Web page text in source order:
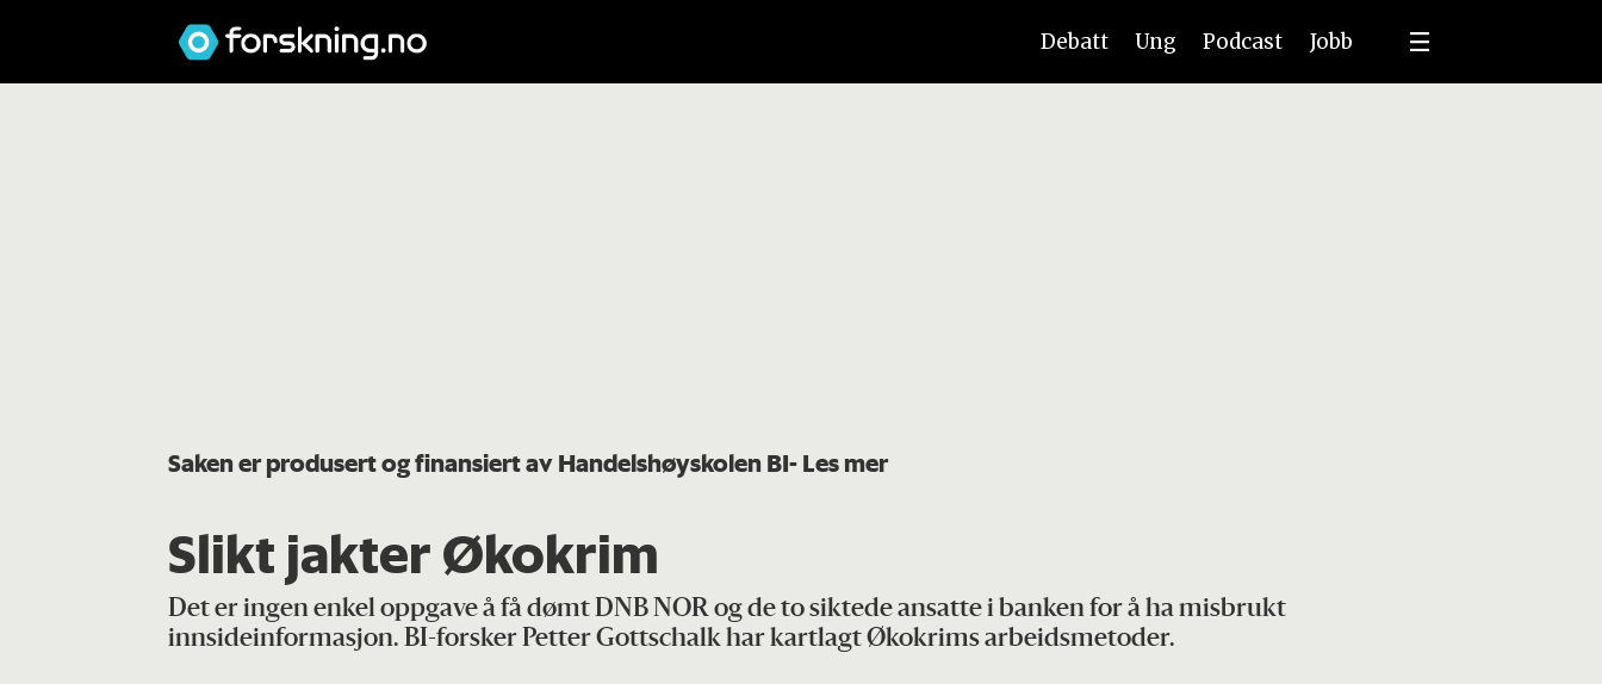
Debatt Ung Podcast Jobb
Saken er produsert og finansiert av Handelshøyskolen BI- Les mer
Slikt jakter Økokrim
Det er ingen enkel oppgave å få dømt DNB NOR og de to siktede ansatte i banken for å ha misbrukt
innsideinformasjon. BI-forsker Petter Gottschalk har kartlagt Økokrims arbeidsmetoder.